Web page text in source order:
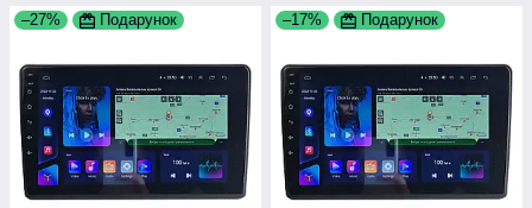
–27% Подарунок –17% Подарунок